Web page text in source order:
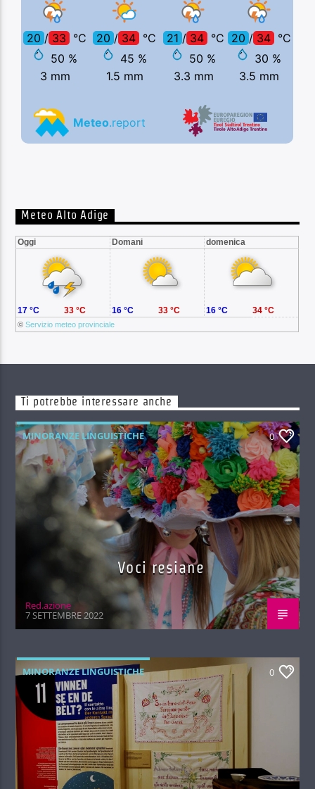
Meteo Alto Adige
Oggi Domani domenica
©Servizio meteo provinciale
17 °C 33 °C 16 °C 33 °C 16 °C 34 °C
Ti potrebbe interessare anche
MINORANZE LINGUISTICHE 0
Voci resiane
Red.azione
7 SETTEMBRE 2022
MINORANZE LINGUISTICHE 0